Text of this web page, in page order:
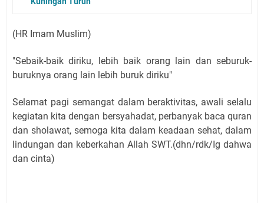
(HR Imam Muslim)
"Sebaik-baik diriku, lebih baik orang lain dan seburuk-
buruknya orang lain lebih buruk diriku"
Selamat pagi semangat dalam beraktivitas, awali selalu
kegiatan kita dengan bersyahadat, perbanyak baca quran
dan sholawat, semoga kita dalam keadaan sehat, dalam
lindungan dan keberkahan Allah SWT.(dhn/rdk/Ig dahwa
dan cinta)